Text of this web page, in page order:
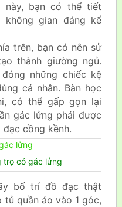
này, bạn có thể tiết
không gian đáng kể
trên, bạn có nên sử
thành giường ngủ.
những chiếc kệ
cá nhân. Bàn học
có thể gấp gọn lại
gác lửng phải được
cồng kềnh.
trọ có gác lửng
bố trí đồ đạc thật
tủ quần áo vào 1 góc,